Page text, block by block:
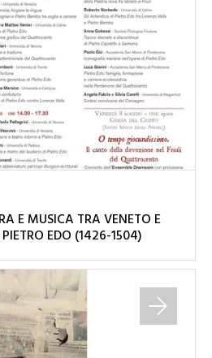
E MUSICA TRA VENETO E
EDO (1426-1504)